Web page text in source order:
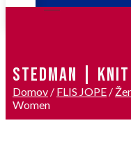
STEDMAN | KNIT
Domov / FLIS JOPE /
Women